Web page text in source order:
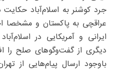
جرد کوشنر به اسلام‌آباد
عراقچی به پاکستان و مشخصا
ایرانی و آمریکایی در
دیگری از گفت‌وگوهای صلح را
باوجود ارسال پیام‌هایی از